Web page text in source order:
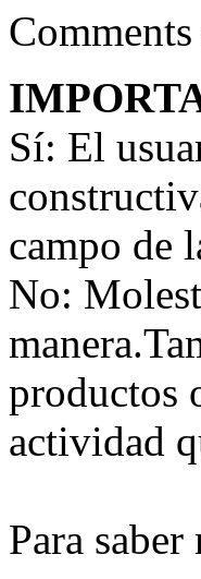
Sí: El
campo de
No:
productos
actividad
Para